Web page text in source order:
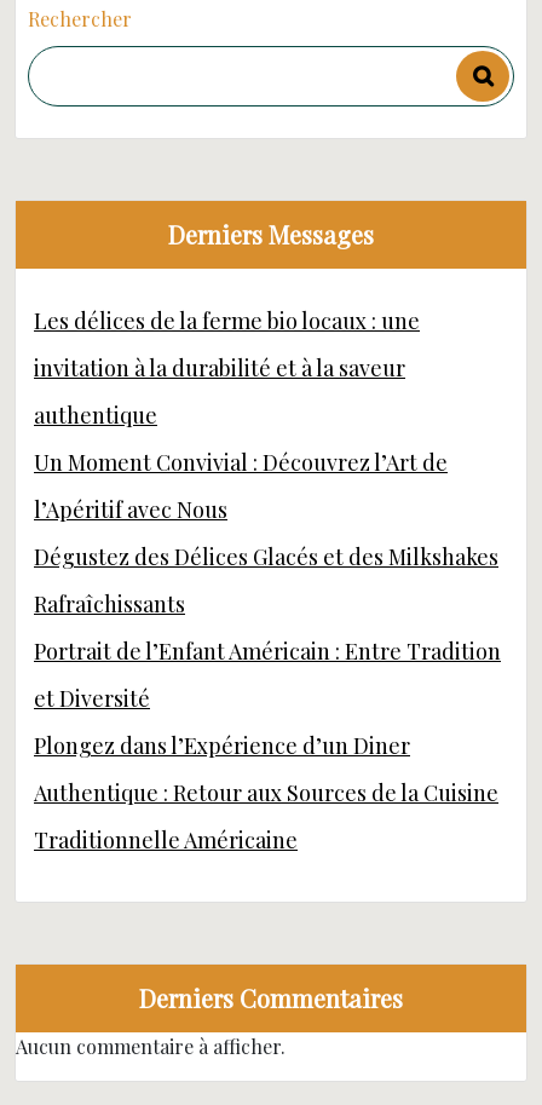
Rechercher
Derniers Messages
Les délices de la ferme bio locaux : une
invitation à la durabilité et à la saveur
authentique
Un Moment Convivial : Découvrez l’Art de
l’Apéritif avec Nous
Dégustez des Délices Glacés et des Milkshakes
Rafraîchissants
Portrait de l’Enfant Américain : Entre Tradition
et Diversité
Plongez dans l’Expérience d’un Diner
Authentique : Retour aux Sources de la Cuisine
Traditionnelle Américaine
Derniers Commentaires
Aucun commentaire à afficher.